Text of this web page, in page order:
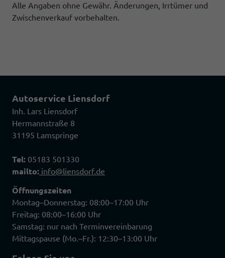
Alle Angaben ohne Gewähr. Änderungen, Irrtümer und
Zwischenverkauf vorbehalten.
Autoservice Liensdorf
Inh. Lars Liensdorf
Hermannstraße 8
31195 Lamspringe
Tel: 05183 501330
mailto: info@liensdorf.de
Öffnungszeiten
Montag–Donnerstag: 08:00–17:00 Uhr
Freitag: 08:00–16:00 Uhr
Samstag: nur nach Terminvereinbarung
Mittagspause (Mo.–Fr.): 12:30–13:00 Uhr